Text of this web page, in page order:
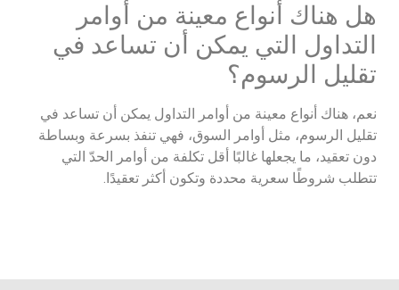
هل هناك أنواع معينة من أوامر
التداول التي يمكن أن تساعد في
تقليل الرسوم؟
نعم، هناك أنواع معينة من أوامر التداول يمكن أن تساعد في
تقليل الرسوم، مثل أوامر السوق، فهي تنفذ بسرعة وبساطة
دون تعقيد، ما يجعلها غالبًا أقل تكلفة من أوامر الحدّ التي
تتطلب شروطًا سعرية محددة وتكون أكثر تعقيدًا.